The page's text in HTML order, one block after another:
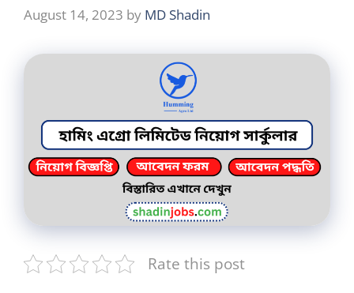
August 14, 2023 by MD Shadin
Rate this post